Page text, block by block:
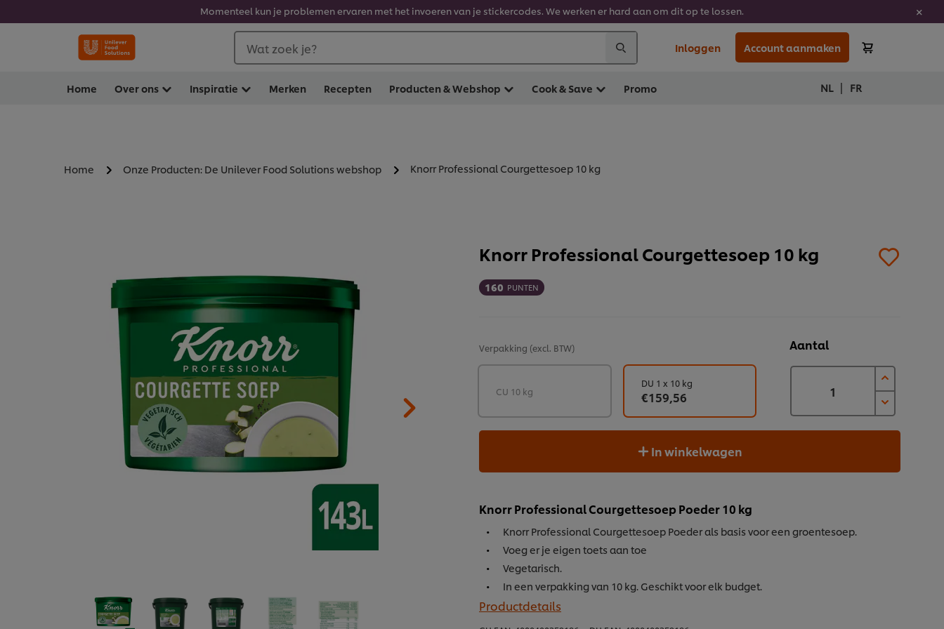
Momenteel kun je problemen ervaren met het invoeren van je stickercodes. We werken er hard aan om dit op te lossen.
Wat zoek je? Inloggen Account aanmaken
Home Over ons Inspiratie Merken Recepten Producten & Webshop Cook & Save Promo NL | FR
Home Onze Producten: De Unilever Food Solutions webshop Knorr Professional Courgettesoep 10 kg
Knorr Professional Courgettesoep 10 kg
160 PUNTEN
Verpakking (excl. BTW) Aantal
CU 10 kg
DU 1 x 10 kg
€159,56
In winkelwagen
Knorr Professional Courgettesoep Poeder 10 kg
Knorr Professional Courgettesoep Poeder als basis voor een groentesoep.
Voeg er je eigen toets aan toe
Vegetarisch.
In een verpakking van 10 kg. Geschikt voor elk budget.
Productdetails